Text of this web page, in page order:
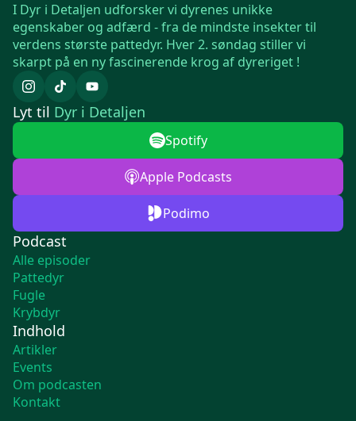
I Dyr i Detaljen udforsker vi dyrenes unikke
egenskaber og adfærd - fra de mindste insekter til
verdens største pattedyr. Hver 2. søndag stiller vi
skarpt på en ny fascinerende krog af dyreriget !
Podcast
Alle episoder
Pattedyr
Fugle
Krybdyr
Indhold
Artikler
Events
Om podcasten
Kontakt
Lyt til Dyr i Detaljen
Spotify
Apple Podcasts
Podimo